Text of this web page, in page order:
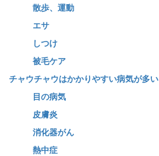
散歩、運動
エサ
しつけ
被毛ケア
チャウチャウはかかりやすい病気が多い
目の病気
皮膚炎
消化器がん
熱中症